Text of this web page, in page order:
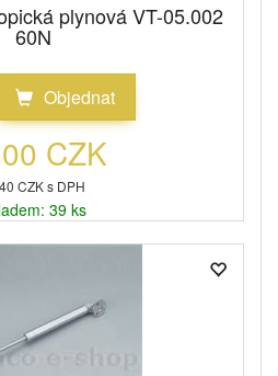
plynová VT-05.002
60N
Objednat
CZK
CZK s DPH
39 ks